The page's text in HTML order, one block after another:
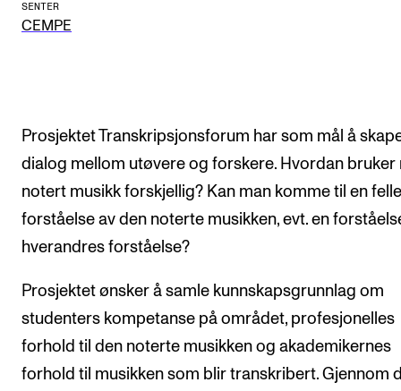
Internasjonal strategi
Samarbeidsprosjekter
Nettverk
IN.TUNE
AKTUELT
Arrangementer og konserter
Nyheter og historier
Ledige stillinger
SENTER
CEMPE
Prosjektet Transkripsjonsforum har som mål å
dialog mellom utøvere og forskere. Hvordan bruker
notert musikk forskjellig? Kan man komme til en
forståelse av den noterte musikken, evt. en
hverandres forståelse?
Prosjektet ønsker å samle kunnskapsgrunnlag om
studenters kompetanse på området, profesjonelles
forhold til den noterte musikken og akademikernes
forhold til musikken som blir transkribert. Gjennom